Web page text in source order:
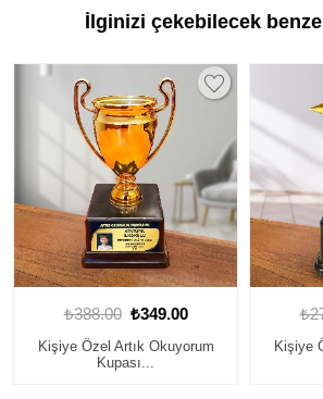
İlginizi çekebilecek
₺388.00 ₺349.00
Kişiye Özel Artık Okuyorum
Kupası...
Kişiye